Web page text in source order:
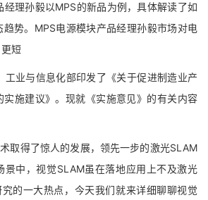
经理孙毅以MPS的新品为例，具体解读了如
势。MPS电源模块产品经理孙毅市场对电
短
与信息化部印发了《关于促进制造业产
实施建议》。现就《实施意见》的有关内容
得了惊人的发展，领先一步的激光SLAM
景中，视觉SLAM虽在落地应用上不及激光
的一大热点，今天我们就来详细聊聊视觉